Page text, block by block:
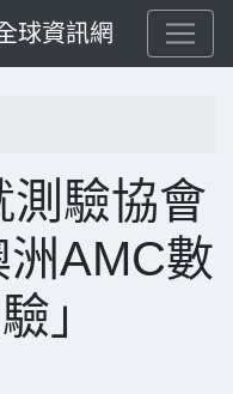
球資訊網
測驗協會
AMC數
」